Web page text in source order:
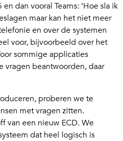
dan vooral Teams: ‘Hoe sla ik
maar kan het niet meer
en over de systemen
voor, bijvoorbeeld over het
sommige applicaties
vragen beantwoorden, daar
proberen we te
met vragen zitten.
van een nieuw ECD. We
dat heel logisch is